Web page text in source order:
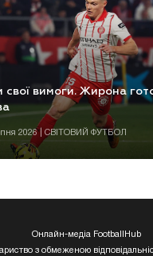
свої вимоги. Жирона
2026 | СВІТОВИЙ ФУТБОЛ
Онлайн-медіа FootballHub
з обмеженою